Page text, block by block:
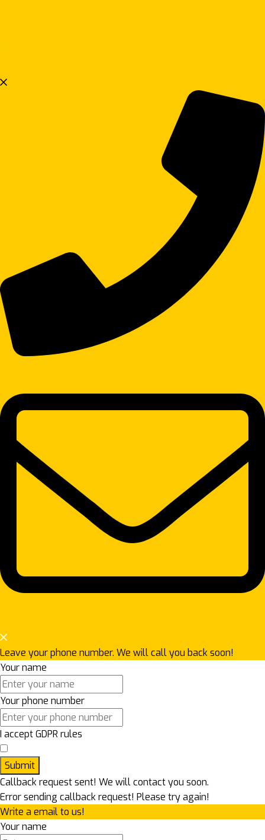
Leave your phone number. We will call you back soon!
Your name
Your phone number
I accept GDPR rules
Submit
Callback request sent! We will contact you soon.
Error sending callback request! Please try again!
Write a email to us!
Your name